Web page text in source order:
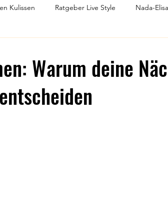
Kulissen Ratgeber Live Style Nada-
Warum deine